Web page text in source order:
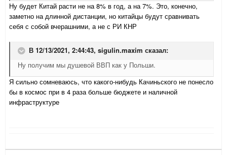
Ну будет Китай расти не на 8% в год, а на 7%. Это, конечно,
заметно на длинной дистанции, но китайцы будут сравнивать
себя с собой вчерашними, а не с РИ КНР
В 12/13/2021, 2:44:43, sigulin.maxim сказал:
Ну получим мы душевой ВВП как у Польши.
Я сильно сомневаюсь, что какого-нибудь Качиньского не понесло
бы в космос при в 4 раза больше бюджете и наличной
инфраструктуре